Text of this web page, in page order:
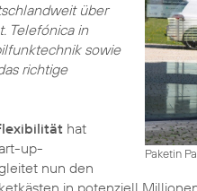
Paketin
über
Telefónica in
sowie
richtige
hat
up-
nun den
in potenziell